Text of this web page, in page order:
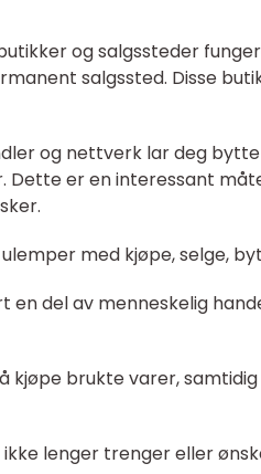
og salgssteder
salgssted. Disse
og nettverk lar deg
er en interessant
med kjøpe, selge,
del av menneskelig
kjøpe brukte varer,
lenger trenger eller